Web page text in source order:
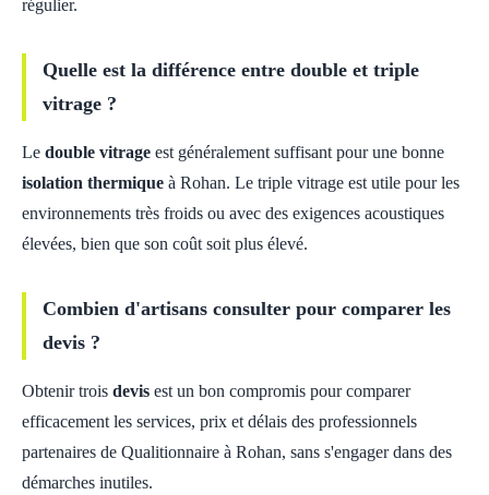
régulier.
Quelle est la différence entre double et triple
vitrage ?
Le double vitrage est généralement suffisant pour une bonne
isolation thermique à Rohan. Le triple vitrage est utile pour les
environnements très froids ou avec des exigences acoustiques
élevées, bien que son coût soit plus élevé.
Combien d'artisans consulter pour comparer les
devis ?
Obtenir trois devis est un bon compromis pour comparer
efficacement les services, prix et délais des professionnels
partenaires de Qualitionnaire à Rohan, sans s'engager dans des
démarches inutiles.